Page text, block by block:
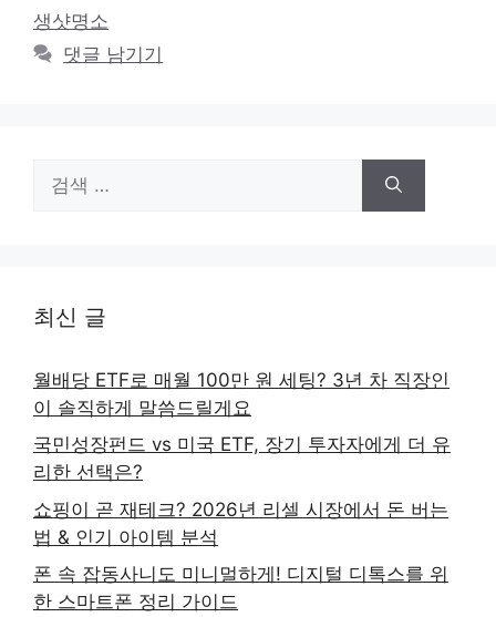
생샷명소
댓글 남기기
색:
최신 글
월배당 ETF로 매월 100만 원 세팅? 3년 차 직장인
이 솔직하게 말씀드릴게요
국민성장펀드 vs 미국 ETF, 장기 투자자에게 더 유
리한 선택은?
쇼핑이 곧 재테크? 2026년 리셀 시장에서 돈 버는
법 & 인기 아이템 분석
폰 속 잡동사니도 미니멀하게! 디지털 디톡스를 위
한 스마트폰 정리 가이드